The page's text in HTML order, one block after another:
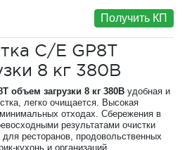
Получить КП
C/E GP8T
8 кг 380В
объем загрузки 8 кг 380В удобная и
легко очищается. Высокая
отходах. Сбережения в
результатами очистки
ресторанов, продовольственных
кухонь и организаций